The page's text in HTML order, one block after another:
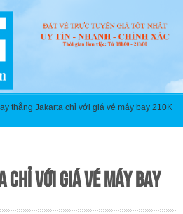
thẳng Jakarta chỉ với giá vé máy bay 210K
CHỈ VỚI GIÁ VÉ MÁY BAY